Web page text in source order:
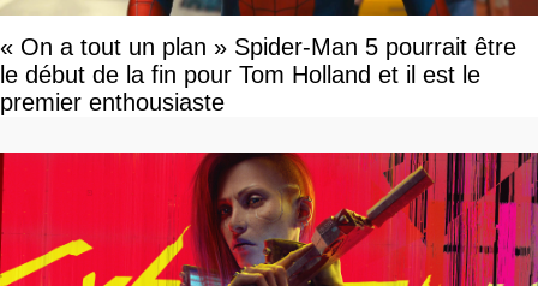
« On a tout un plan » Spider-Man 5 pourrait être
le début de la fin pour Tom Holland et il est le
premier enthousiaste